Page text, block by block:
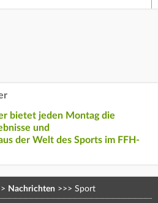
bietet jeden Montag die
und
der Welt des Sports im FFH-
Nachrichten >>> Sport